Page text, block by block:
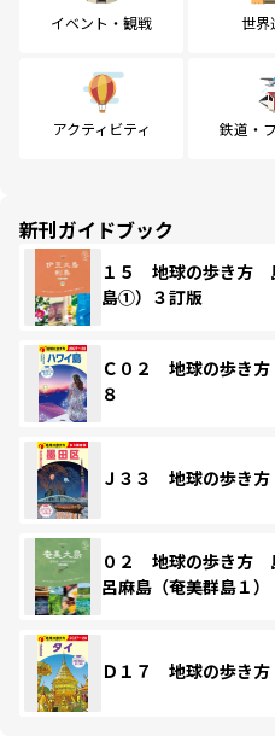
イベント・観戦 世界
アクティビティ 鉄道・
新刊ガイドブック
１５ 地球の歩き方
島①）３訂版
Ｃ０２ 地球の歩き
８
Ｊ３３ 地球の歩き
０２ 地球の歩き
呂麻島（奄美群島１
Ｄ１７ 地球の歩き